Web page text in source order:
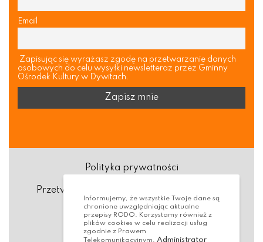
Email
Zapisując się wyrażasz zgodę na przetwarzanie danych
osobowych do celu wysyłki newsletteraz przez Gminny
Ośrodek Kultury w Dywitach.
Polityka prywatności
Przetwarzanie danych osobowych (RODO)
Deklaracja dostępności
Dostępność Architektoniczna
Informujemy, że wszystkie Twoje dane są
chronione uwzględniając aktualne
przepisy RODO. Korzystamy również z
plików cookies w celu realizacji usług
zgodnie z Prawem
Telekomunikacyjnym. Administrator